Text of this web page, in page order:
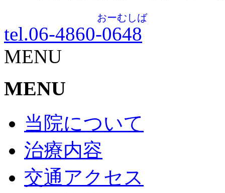
tel.06-4860-0648
おーむしば
MENU
MENU
当院について
治療内容
交通アクセス